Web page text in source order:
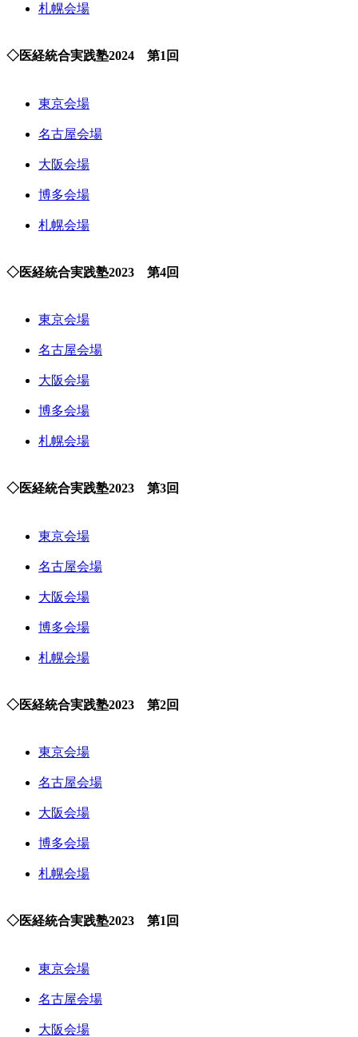
札幌会場
◇医経統合実践塾2024 第1回
東京会場
名古屋会場
大阪会場
博多会場
札幌会場
◇医経統合実践塾2023 第4回
東京会場
名古屋会場
大阪会場
博多会場
札幌会場
◇医経統合実践塾2023 第3回
東京会場
名古屋会場
大阪会場
博多会場
札幌会場
◇医経統合実践塾2023 第2回
東京会場
名古屋会場
大阪会場
博多会場
札幌会場
◇医経統合実践塾2023 第1回
東京会場
名古屋会場
大阪会場